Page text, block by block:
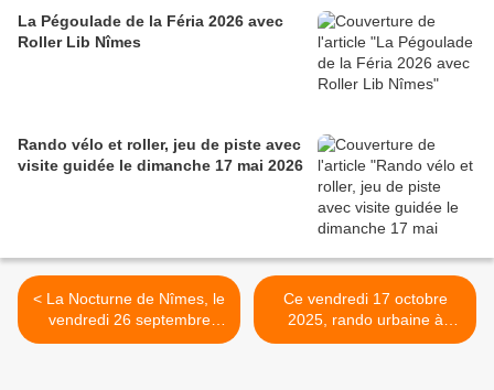
La Pégoulade de la Féria 2026 avec
Roller Lib Nîmes
Rando vélo et roller, jeu de piste avec
visite guidée le dimanche 17 mai 2026
< La Nocturne de Nîmes, le
vendredi 26 septembre
2025
Ce vendredi 17 octobre
2025, rando urbaine à
Nîmes >